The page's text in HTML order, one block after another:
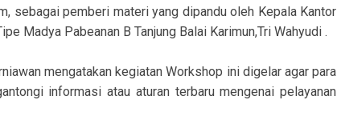
sebagai pemberi materi yang dipandu oleh Kepala Kantor
Madya Pabeanan B Tanjung Balai Karimun,Tri Wahyudi .
mengatakan kegiatan Workshop ini digelar agar para
informasi atau aturan terbaru mengenai pelayanan